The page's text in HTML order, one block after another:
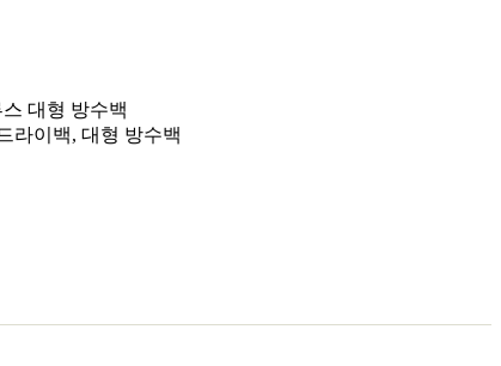
대형 방수백
라이백, 대형 방수백